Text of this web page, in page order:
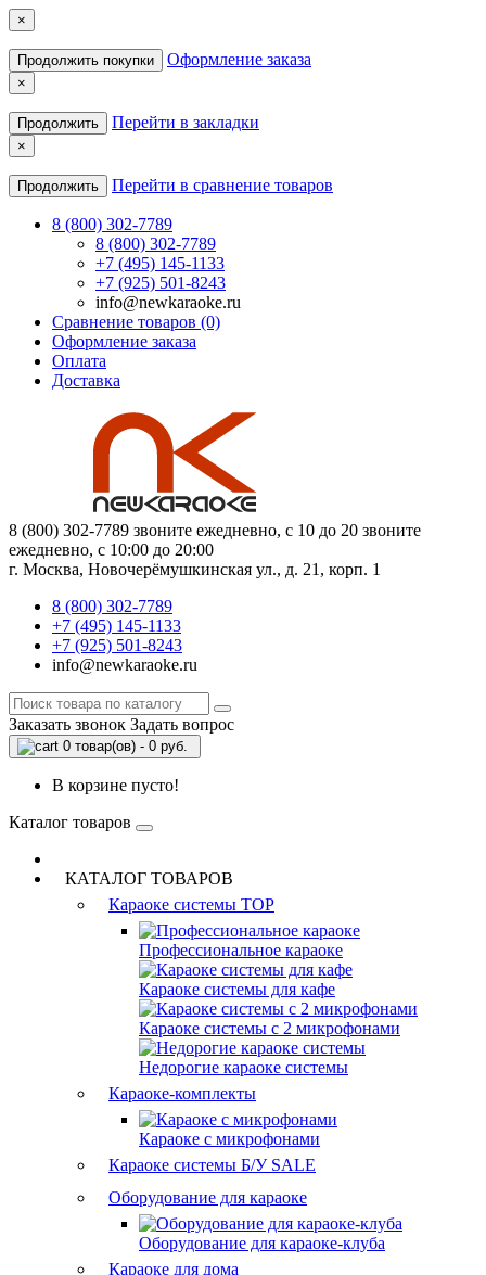
×
Продолжить покупки Оформление заказа
×
Продолжить Перейти в закладки
×
Продолжить Перейти в сравнение товаров
8 (800) 302-7789
8 (800) 302-7789
+7 (495) 145-1133
+7 (925) 501-8243
info@newkaraoke.ru
Сравнение товаров (0)
Оформление заказа
Оплата
Доставка
8 (800) 302-7789 звоните ежедневно, с 10 до 20 звоните
ежедневно, с 10:00 до 20:00
г. Москва, Новочерёмушкинская ул., д. 21, корп. 1
8 (800) 302-7789
+7 (495) 145-1133
+7 (925) 501-8243
info@newkaraoke.ru
Заказать звонок Задать вопрос
0 товар(ов) - 0 руб.
В корзине пусто!
Каталог товаров
КАТАЛОГ ТОВАРОВ
Караоке системы TOP
Профессиональное караоке
Караоке системы для кафе
Караоке системы с 2 микрофонами
Недорогие караоке системы
Караоке-комплекты
Караоке с микрофонами
Караоке системы Б/У SALE
Оборудование для караоке
Оборудование для караоке-клуба
Караоке для дома